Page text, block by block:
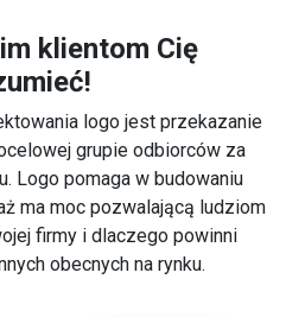
klientom Cię
logo jest przekazanie
grupie odbiorców za
Logo pomaga w budowaniu
ma moc pozwalającą ludziom
firmy i dlaczego powinni
obecnych na rynku.